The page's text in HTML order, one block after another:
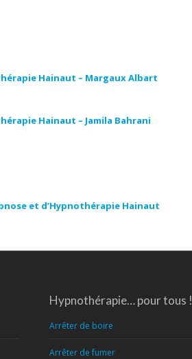
Hainaut – Margaux Albart
Hainaut – Jamila Bahrani
et d’Hypnothérapie Hainaut
Hypnothérapie… pour tous !
Arrêter de boire
Arrêter de fumer